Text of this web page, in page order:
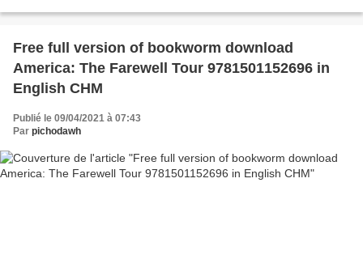
Free full version of bookworm download
America: The Farewell Tour 9781501152696 in
English CHM
Publié le 09/04/2021 à 07:43
Par pichodawh